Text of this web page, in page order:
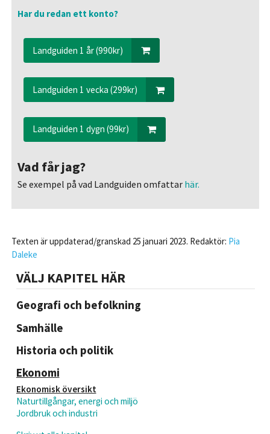
Har du redan ett konto?
Landguiden 1 år (990kr)
Landguiden 1 vecka (299kr)
Landguiden 1 dygn (99kr)
Vad får jag?
Se exempel på vad Landguiden omfattarhär.
Texten är uppdaterad/granskad 25 januari 2023. Redaktör: Pia
Daleke
VÄLJ KAPITEL HÄR
Geografi och befolkning
Samhälle
Historia och politik
Ekonomi
Ekonomisk översikt
Naturtillgångar, energi och miljö
Jordbruk och industri